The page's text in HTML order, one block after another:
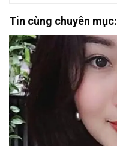
Tin cùng chuyên mục: